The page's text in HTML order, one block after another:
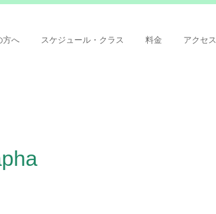
方へ スケジュール・クラス 料金 アクセス